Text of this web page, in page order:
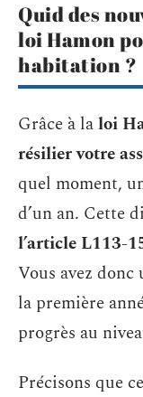
Quid des
loi Hamon
habitation ?
Grâce à laloi
résilier votre
quel moment,
d’un an. Cette
l’article L113-
Vous avez
la première
progrès au
Précisons que